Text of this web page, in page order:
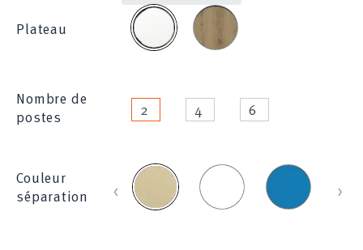
Plateau
blanc_100chene_suisse_473
Nombre de
postes
2 4 6
Couleur
séparation
Beige
_
830
Blanc_100EBleu
_
1214
‹ ›